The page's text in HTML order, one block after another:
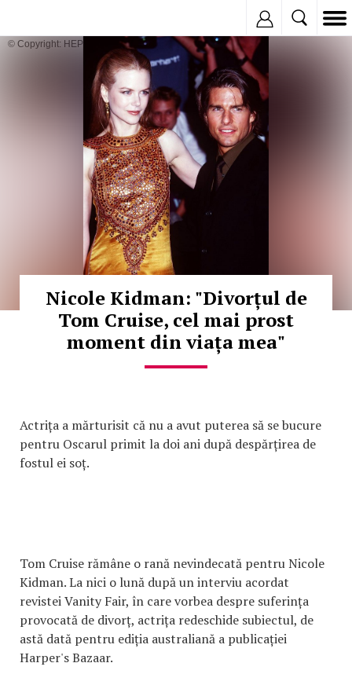
© Copyright: HEPTA
Nicole Kidman: "Divorțul de
Tom Cruise, cel mai prost
moment din viața mea"
Actrița a mărturisit că nu a avut puterea să se bucure
pentru Oscarul primit la doi ani după despărțirea de
fostul ei soț.
Tom Cruise rămâne o rană nevindecată pentru Nicole
Kidman. La nici o lună după un interviu acordat
revistei Vanity Fair, în care vorbea despre suferința
provocată de divorț, actrița redeschide subiectul, de
astă dată pentru ediția australiană a publicației
Harper's Bazaar.